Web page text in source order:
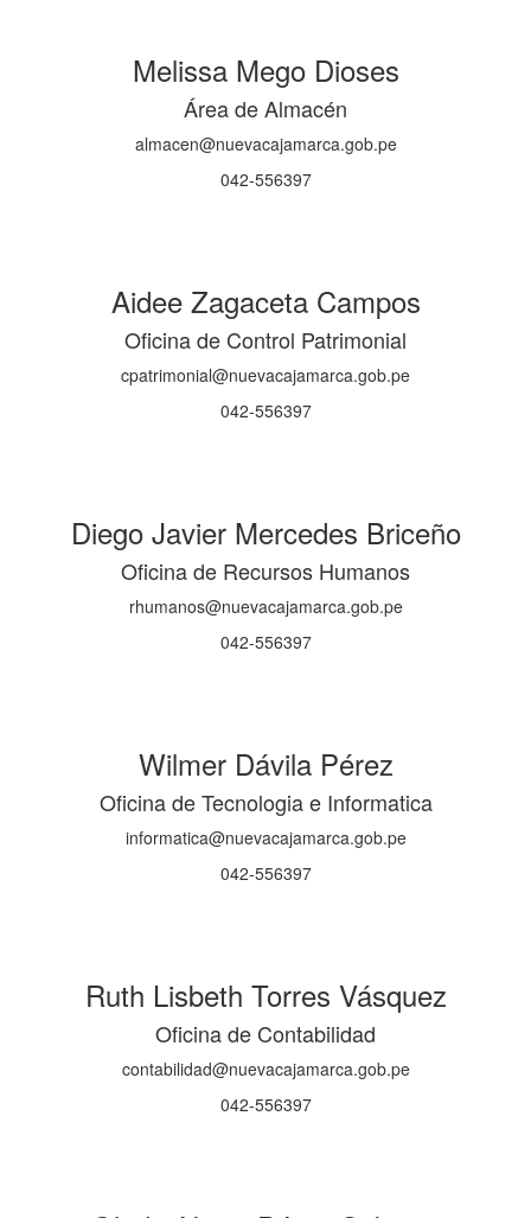
Melissa Mego Dioses
Área de Almacén
almacen@nuevacajamarca.gob.pe
042-556397
Aidee Zagaceta Campos
Oficina de Control Patrimonial
cpatrimonial@nuevacajamarca.gob.pe
042-556397
Diego Javier Mercedes Briceño
Oficina de Recursos Humanos
rhumanos@nuevacajamarca.gob.pe
042-556397
Wilmer Dávila Pérez
Oficina de Tecnologia e Informatica
informatica@nuevacajamarca.gob.pe
042-556397
Ruth Lisbeth Torres Vásquez
Oficina de Contabilidad
contabilidad@nuevacajamarca.gob.pe
042-556397